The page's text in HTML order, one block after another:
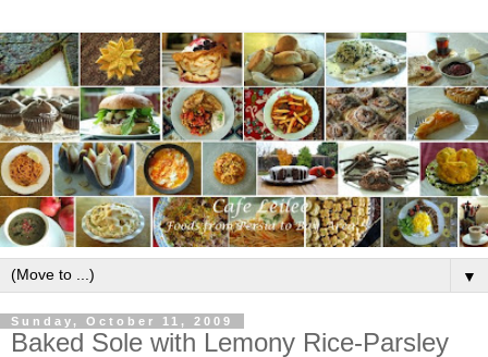
▼
Sunday, October 11, 2009
Baked Sole with Lemony Rice-Parsley